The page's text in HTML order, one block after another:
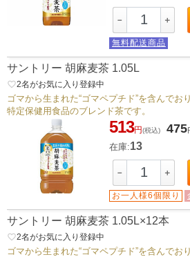
－ ＋
無料配送商品
サントリー 胡麻麦茶 1.05L
favorite_border2名がお気に入り登録中
ゴマから生まれた“ゴマペプチド”を含んでお
特定保健用食品のブレンド茶です。
513円(税込) 475
在庫:13
－ ＋
お一人様6個限り
サントリー 胡麻麦茶 1.05L×12本
favorite_border2名がお気に入り登録中
ゴマから生まれた“ゴマペプチド”を含んでお